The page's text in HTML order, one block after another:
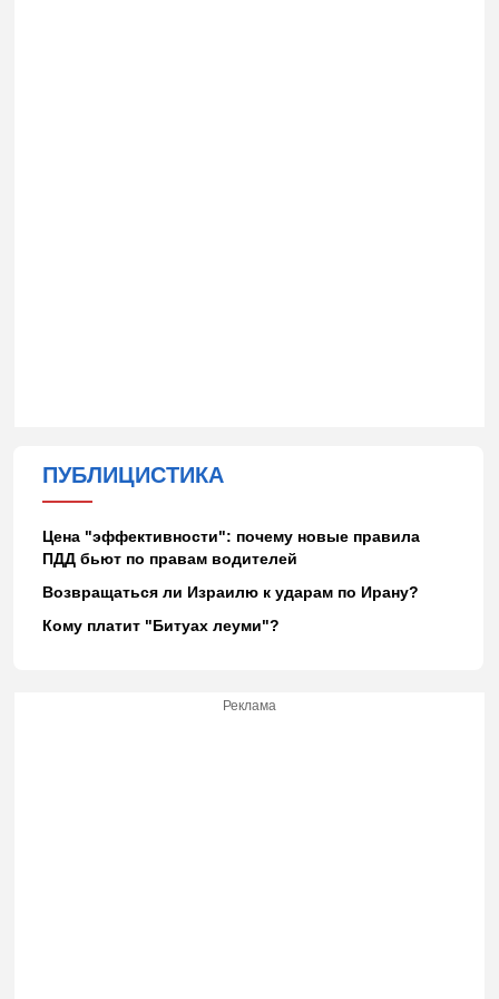
ПУБЛИЦИСТИКА
Цена "эффективности": почему новые правила
ПДД бьют по правам водителей
Возвращаться ли Израилю к ударам по Ирану?
Кому платит "Битуах леуми"?
Реклама